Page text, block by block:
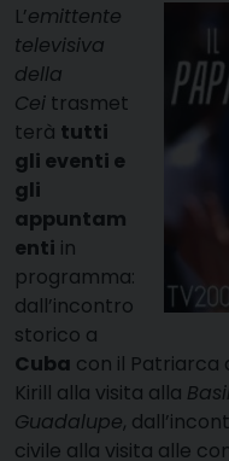
L’emittente
televisiva
della
Cei trasmet
terà tutti
gli eventi e
gli
appuntam
enti in
programma:
dall’incontro
storico a
Cuba con il Patriarca
Kirill alla visita alla
Guadalupe,
civile alla visita alle